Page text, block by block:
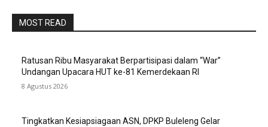
MOST READ
Ratusan Ribu Masyarakat Berpartisipasi dalam “War”
Undangan Upacara HUT ke-81 Kemerdekaan RI
8 Agustus 2026
Tingkatkan Kesiapsiagaan ASN, DPKP Buleleng Gelar